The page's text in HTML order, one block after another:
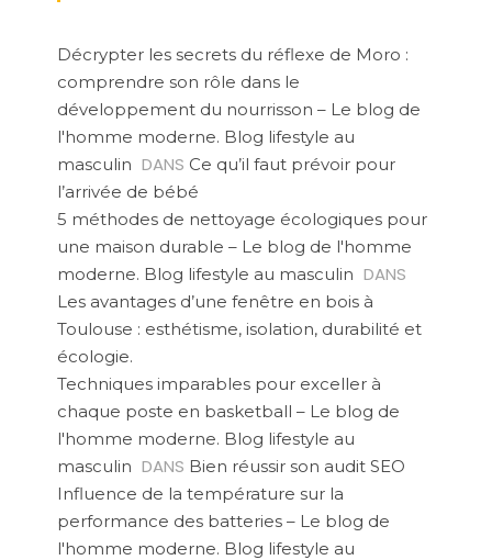
Décrypter les secrets du réflexe de Moro :
comprendre son rôle dans le
développement du nourrisson – Le blog de
l'homme moderne. Blog lifestyle au
masculin DANS Ce qu’il faut prévoir pour
l’arrivée de bébé
5 méthodes de nettoyage écologiques pour
une maison durable – Le blog de l'homme
moderne. Blog lifestyle au masculin DANS
Les avantages d’une fenêtre en bois à
Toulouse : esthétisme, isolation, durabilité et
écologie.
Techniques imparables pour exceller à
chaque poste en basketball – Le blog de
l'homme moderne. Blog lifestyle au
masculin DANS Bien réussir son audit SEO
Influence de la température sur la
performance des batteries – Le blog de
l'homme moderne. Blog lifestyle au